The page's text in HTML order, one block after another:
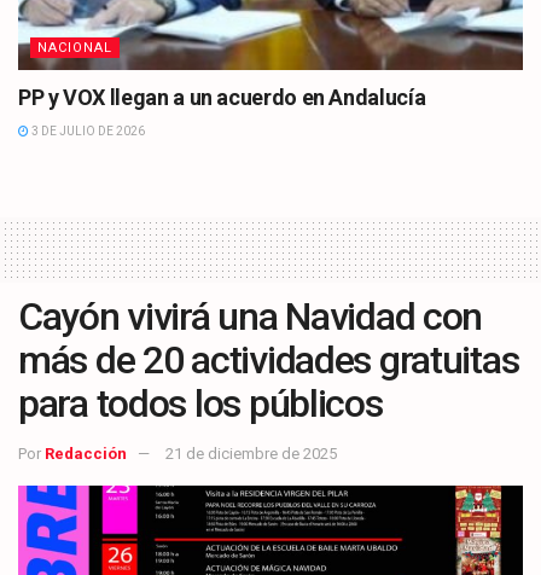
NACIONAL
PP y VOX llegan a un acuerdo en Andalucía
3 DE JULIO DE 2026
Cayón vivirá una Navidad con
más de 20 actividades gratuitas
para todos los públicos
Por Redacción 21 de diciembre de 2025